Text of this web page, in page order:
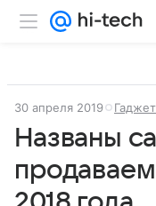
30 апреля 2019
Названы